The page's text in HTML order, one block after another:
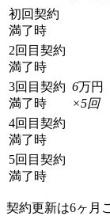
初回契約
満了時
6万円
×5回
2回目契約
満了時
3回目契約
満了時
4回目契約
満了時
5回目契約
満了時
契約更新は6ヶ月